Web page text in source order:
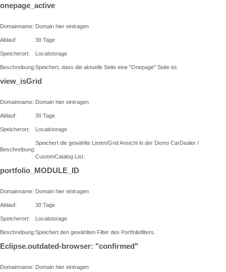
onepage_active
Domainname: Domain hier eintragen
Ablauf: 30 Tage
Speicherort: Localstorage
Beschreibung:Speichert, dass die aktuelle Seite eine "Onepage" Seite ist.
view_isGrid
Domainname: Domain hier eintragen
Ablauf: 30 Tage
Speicherort: Localstorage
Beschreibung:
Speichert die gewählte Listen/Grid Ansicht in der Demo CarDealer /
CustomCatalog List.
portfolio_MODULE_ID
Domainname: Domain hier eintragen
Ablauf: 30 Tage
Speicherort: Localstorage
Beschreibung:Speichert den gewählten Filter des Portfoliofilters.
Eclipse.outdated-browser: "confirmed"
Domainname: Domain hier eintragen